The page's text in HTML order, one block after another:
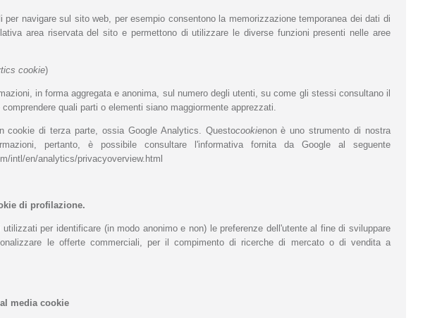
navigare sul sito web, per esempio consentono la memorizzazione temporanea dei dati di
area riservata del sito e permettono di utilizzare le diverse funzioni presenti nelle aree
cookie)
in forma aggregata e anonima, sul numero degli utenti, su come gli stessi consultano il
quali parti o elementi siano maggiormente apprezzati.
cookie di terza parte, ossia Google Analytics. Questocookienon è uno strumento di nostra
pertanto, è possibile consultare l'informativa fornita da Google al seguente
intl/en/analytics/privacyoverview.html
di profilazione.
per identificare (in modo anonimo e non) le preferenze dell'utente al fine di sviluppare
le offerte commerciali, per il compimento di ricerche di mercato o di vendita a
media cookie